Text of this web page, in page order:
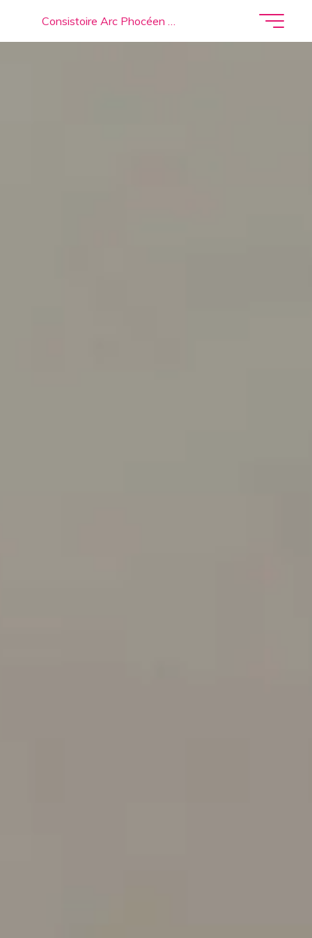
Consistoire Arc Phocéen …